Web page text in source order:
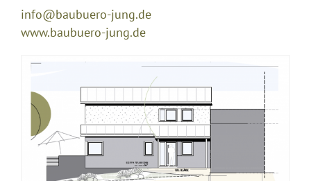
info@baubuero-jung.de
www.baubuero-jung.de